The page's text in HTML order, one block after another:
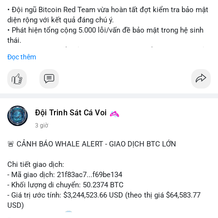
• Đội ngũ Bitcoin Red Team vừa hoàn tất đợt kiểm tra bảo mật
diện rộng với kết quả đáng chú ý.
• Phát hiện tổng cộng 5.000 lỗi/vấn đề bảo mật trong hệ sinh
thái.
ro bảo mật đang bủa vây người dùng trong giai đoạn này.
#bitcoin #cryptosecurity #btc
#vlikevn #titanbot
📰 Nguồn: Cointelegraph
Đọc thêm
Đội Trinh Sát Cá Voi
3 giờ
🚨 CẢNH BÁO WHALE ALERT - GIAO DỊCH BTC LỚN
Chi tiết giao dịch:
- Mã giao dịch: 21f83ac7...f69be134
- Khối lượng di chuyển: 50.2374 BTC
- Giá trị ước tính: $3,244,523.66 USD (theo thị giá $64,583.77
USD)